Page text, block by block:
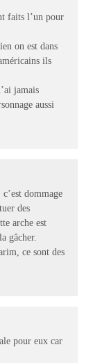
faits l’un pour
on est dans
ils
jamais
aussi
dommage
des
arche est
gâcher.
ce sont des
pour eux car